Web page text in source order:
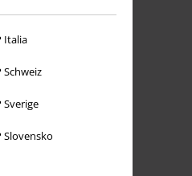
Italia
Schweiz
Sverige
Slovensko